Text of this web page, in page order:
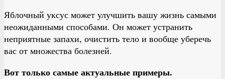
Яблочный уксус может улучшить вашу жизнь самыми
неожиданными способами. Он может устранить
неприятные запахи, очистить тело и вообще уберечь
вас от множества болезней.
Вот только самые актуальные примеры.